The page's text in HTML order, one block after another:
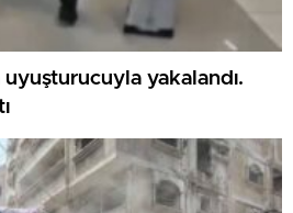
uyuşturucuyla yakalandı.